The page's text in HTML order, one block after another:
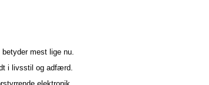
mest lige nu.
i livsstil og adfærd.